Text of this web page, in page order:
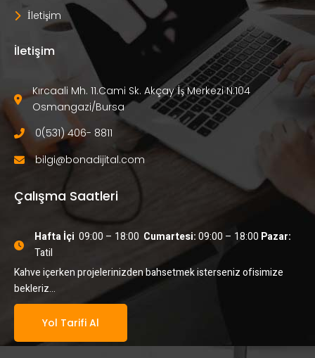
İletişim
İletişim
Kırcaali Mh. 11.Cami Sk. Akçay İş Merkezi N:104
Osmangazi/Bursa
0(531) 406- 8811
bilgi@bonadijital.com
Çalışma Saatleri
Hafta İçi
  09:00 – 18:00
Cumartesi: 09:00 – 18:00 Pazar:
Tatil
Kahve içerken projelerinizden bahsetmek isterseniz ofisimize
bekleriz…
Yol Tarifi Al